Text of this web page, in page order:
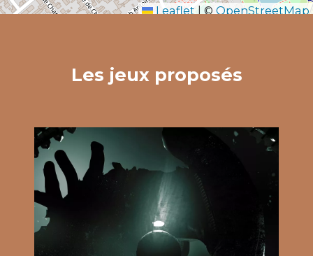
Leaflet | © OpenStreetMap
Les jeux proposés